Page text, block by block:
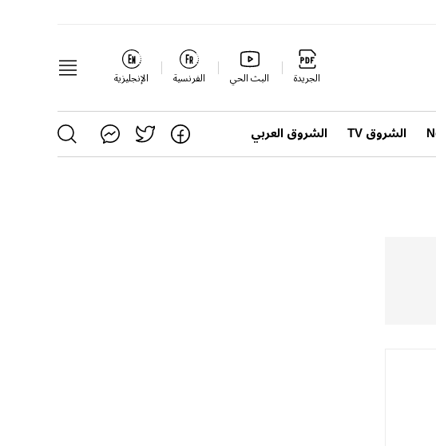
الجريدة البث الحي الفرنسية الإنجليزية
الشروق TV الشروق العربي